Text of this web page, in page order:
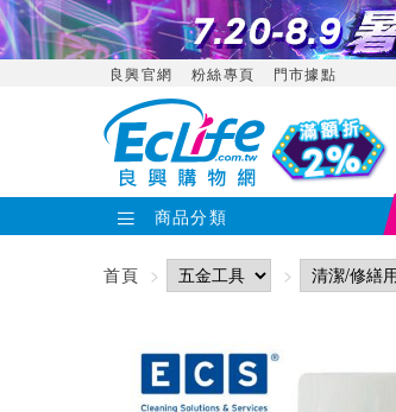
良興官網 粉絲專頁 門市據點
商品分類
首頁